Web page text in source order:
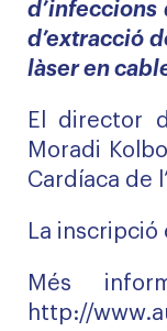
d’extracció
làser en
El director
Moradi
Cardíaca de
La
Més
http://